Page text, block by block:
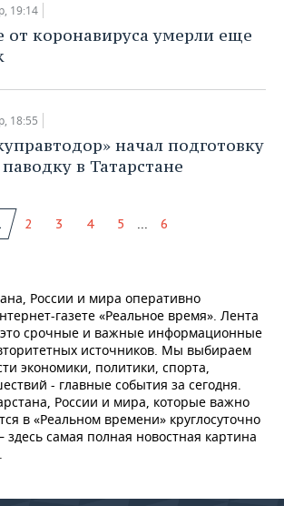
19:14
от коронавируса умерли еще
18:55
начал подготовку
в Татарстане
2 3 4 5 ... 6
России и мира оперативно
газете «Реальное время». Лента
срочные и важные информационные
источников. Мы выбираем
экономики, политики, спорта,
- главные события за сегодня.
России и мира, которые важно
в «Реальном времени» круглосуточно
здесь самая полная новостная картина